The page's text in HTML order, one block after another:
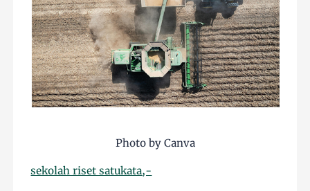
Photo by Canva
sekolah riset satukata,-